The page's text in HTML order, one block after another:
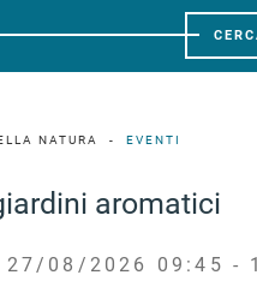
NATURA EVENTI
aromatici
08/2026 09:45 -